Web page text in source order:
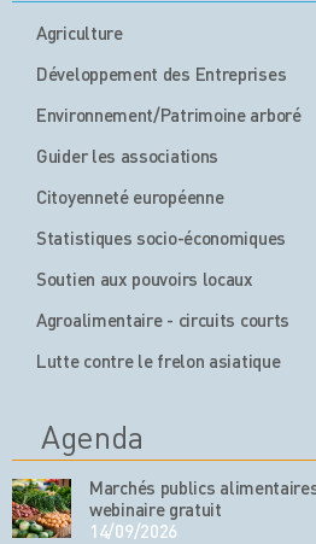
Agriculture
Développement des Entreprises
Environnement/Patrimoine arboré
Guider les associations
Citoyenneté européenne
Statistiques socio-économiques
Soutien aux pouvoirs locaux
Agroalimentaire - circuits courts
Lutte contre le frelon asiatique
Agenda
Marchés publics
webinaire gratuit
14/09/2026